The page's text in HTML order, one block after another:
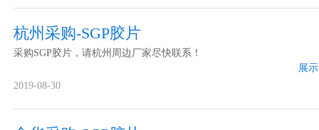
杭州采购-SGP胶片
采购SGP胶片，请杭州周边厂家尽快联系！
展
2019-08-30